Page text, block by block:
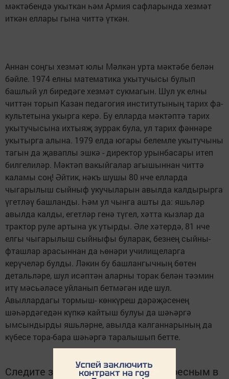
мәктәбендә укыткан һәм Армия саф­ларында хезмәт
иткән еллары гына читтә үткән.
Аннан соңгы хезмәт юлы Мәлкән урта мәктәбе белән
бәйле. 1974 елны математика укытучы­сы булып
башлый ул биредәге хезмәт сукма­гын. Шул ук елны
читтән торып Казан педагогия институтының тарих фа­
культетына укырга керә. Бу елларда мәктәптә тарих
укытучысына ихтыяҗ зуррак була, ул тарих фәннәре
укытырга алына. 1979 елда юга­ры белемле укытучыны
тагын да җаваплы эшкә - директор урынбасары итеп
билгелиләр. Мәктәп вакыйгалар агышыннан читтә
каламы соң! Әйтик, нәкъ шушы 80 нче еллар­да
чыгарылыш сыйныф укучыларын авылда кал­дырырга
үгетләү башлан­ды. Һәм ул чынга ашты да: яшьләр
авылда кал­ды, егетләр генә түгел, хәтта кызлар да
трактор руле артына ук утырды. Әле хәтердә, 81 нче
елгы чыгарылыш сыйныфы буларак, безнең сыйны­
фташлар арасыннан да һөнәри училищеларга
керүчеләр булды. Ләкин бу башлангычның бөтен
детальләре, шул исәптән аларны торак белән тәэмин
итү мәсьәләсе уй­ланып бетмәгән иде шул.
Авыллардагы тормыш- көнкүреш дәрәҗәсенең
шәһәрдәгедән күпкә кай­тыш булуы да шәһәргә
ымсындырды яшьләрне, авылда калганнарының да
күбесе тора-бара шәһәргә таралышып бет­те.
Следите за самым важным и интересным в